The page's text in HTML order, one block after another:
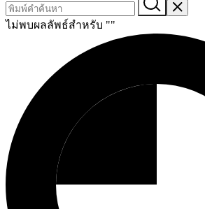
ไม่พบผลลัพธ์สำหรับ ""